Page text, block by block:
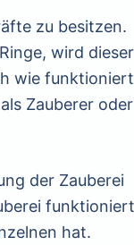
zu besitzen.
wird dieser
wie funktioniert
Zauberer oder
der Zauberei
funktioniert
hat.